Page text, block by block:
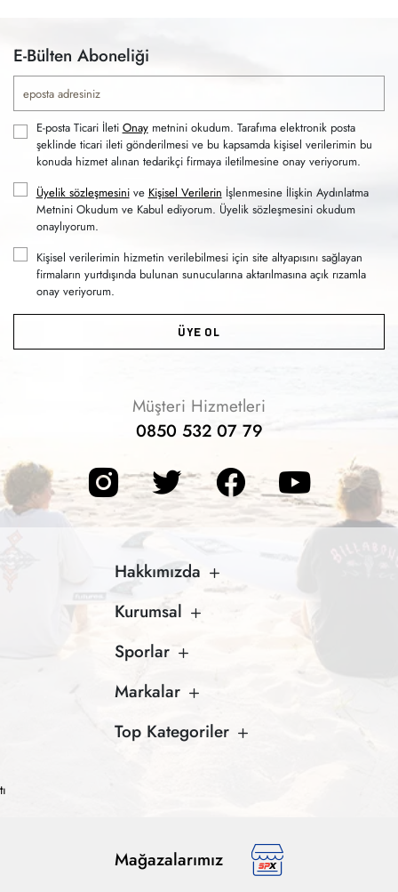
E-Bülten Aboneliği
E-posta Ticari İleti Onaymetnini okudum. Tarafıma elektronik posta
şeklinde ticari ileti gönderilmesi ve bu kapsamda kişisel verilerimin bu
konuda hizmet alınan tedarikçi firmaya iletilmesine onay veriyorum.
Üyelik sözleşmesinive Kişisel Verilerin İşlenmesine İlişkin Aydınlatma
Metnini Okudum ve Kabul ediyorum. Üyelik sözleşmesini okudum
onaylıyorum.
Kişisel verilerimin hizmetin verilebilmesi için site altyapısını sağlayan
firmaların yurtdışında bulunan sunucularına aktarılmasına açık rızamla
onay veriyorum.
ÜYE OL
Müşteri Hizmetleri
0850 532 07 79
Hakkımızda
Kurumsal
Sporlar
Markalar
Top Kategoriler
Mağazalarımız